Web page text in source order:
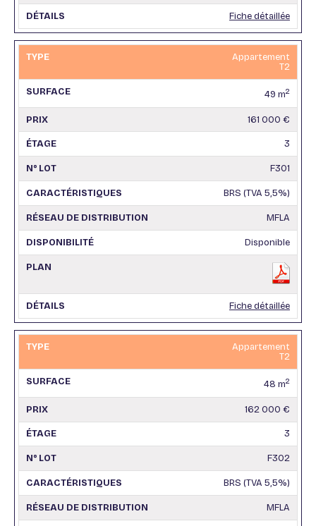
Fiche détaillée
Appartement
T2
49 m2
161 000 €
3
F301
BRS (TVA 5,5%)
MFLA
Disponible
Fiche détaillée
Appartement
T2
48 m2
162 000 €
3
F302
BRS (TVA 5,5%)
MFLA